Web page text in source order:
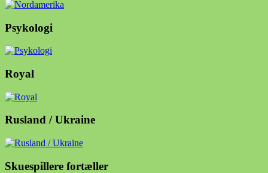
Psykologi
Royal
Rusland / Ukraine
Skuespillere fortæller